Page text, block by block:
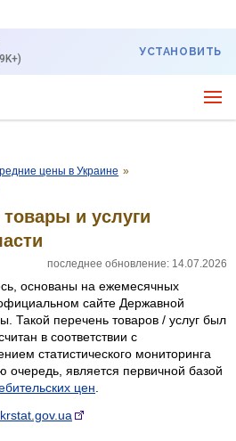
УСТАНОВИТЬ
цены в Украине »
и услуги
последнее обновление: 14.07.2026
основаны на ежемесячных
сайте Державной
Такой перечень товаров / услуг был
в соответствии с
статистического мониторинга
очередь, является первичной базой
цен